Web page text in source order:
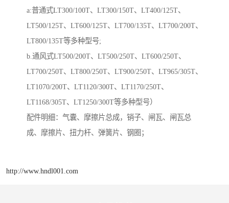
a:普通式LT300/100T、LT300/150T、LT400/125T、
LT500/125T、LT600/125T、LT700/135T、LT700/200T、
LT800/135T等多种型号;
b.通风式LT500/200T、LT500/250T、LT600/250T、
LT700/250T、LT800/250T、LT900/250T、LT965/305T、
LT1070/200T、LT1120/300T、LT1170/250T、
LT1168/305T、LT1250/300T等多种型号）
配件明细：气囊、摩擦片总成，销子、闸瓦、闸瓦总
成、摩擦片、扭力杆、弹簧片、钢圈；
http://www.hndl001.com